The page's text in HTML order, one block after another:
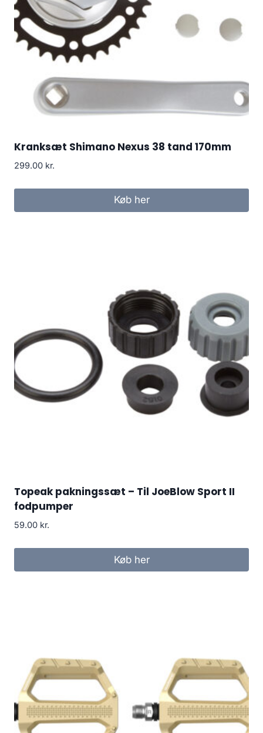
Kranksæt Shimano Nexus 38 tand 170mm
299.00 kr.
Køb her
Topeak pakningssæt – Til JoeBlow Sport II
fodpumper
59.00 kr.
Køb her